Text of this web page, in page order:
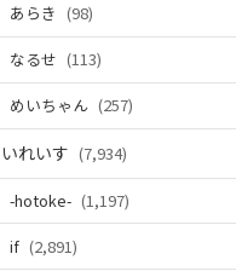
あらき (98)
なるせ (113)
めいちゃん (257)
いれいす (7,934)
-hotoke- (1,197)
if (2,891)